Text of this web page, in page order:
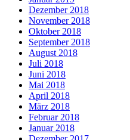
Dezember 2018
November 2018
Oktober 2018
September 2018
August 2018
Juli 2018
Juni 2018
Mai 2018
April 2018
März 2018
Februar 2018
Januar 2018